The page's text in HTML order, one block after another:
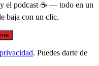
el podcast ☕ — todo en un
baja con un clic.
. Puedes darte de